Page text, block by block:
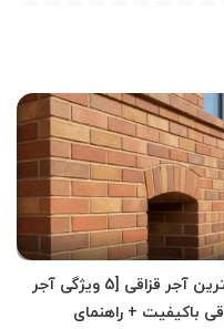
بهترین آجر قزاقی [5 ویژگی آجر
باکیفیت + راهنمای